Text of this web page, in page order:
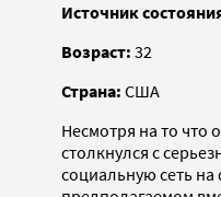
Источник
Возраст: 32
Страна: США
Несмотря на то что
столкнулся с
социальную сеть